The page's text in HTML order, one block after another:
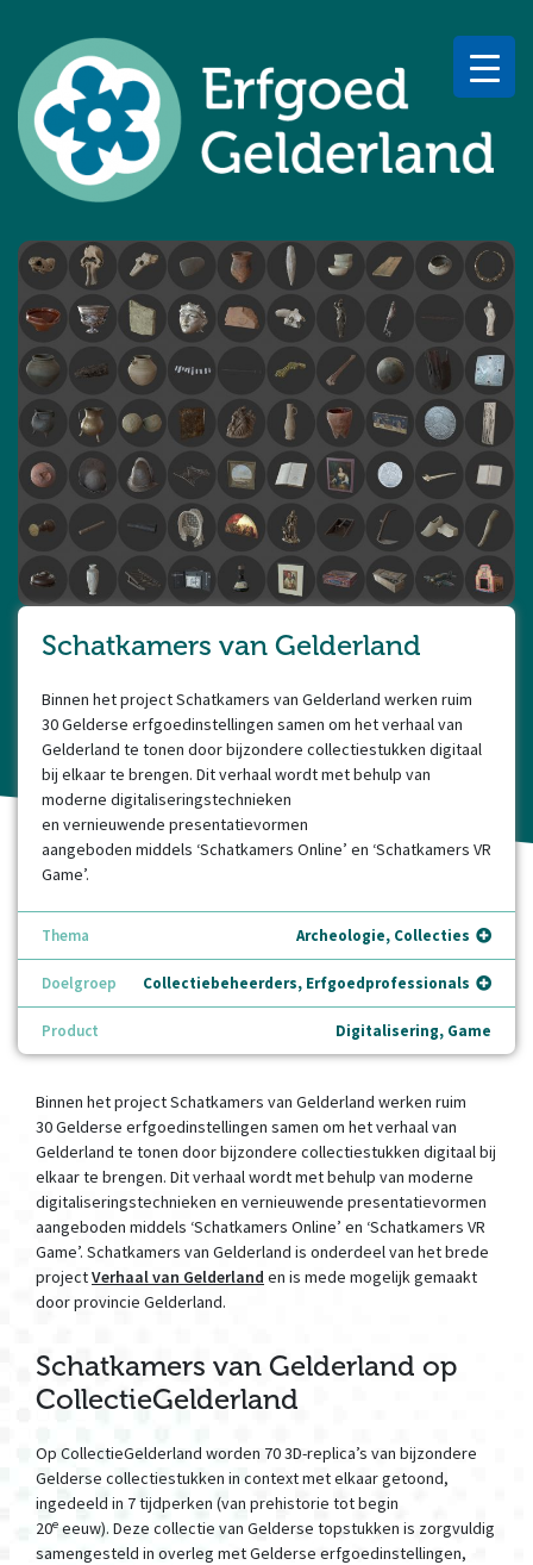
Schatkamers van Gelderland
Binnen het project Schatkamers van Gelderland werken ruim
30 Gelderse erfgoedinstellingen samen om het verhaal van
Gelderland te tonen door bijzondere collectiestukken digitaal
bij elkaar te brengen. Dit verhaal wordt met behulp van
moderne digitaliseringstechnieken
en vernieuwende presentatievormen
aangeboden middels ‘Schatkamers Online’ en ‘Schatkamers VR
Game’.
Thema Archeologie, Collecties
Doelgroep Collectiebeheerders, Erfgoedprofessionals
Product Digitalisering, Game
Binnen het project Schatkamers van Gelderland werken ruim
30 Gelderse erfgoedinstellingen samen om het verhaal van
Gelderland te tonen door bijzondere collectiestukken digitaal bij
elkaar te brengen. Dit verhaal wordt met behulp van moderne
digitaliseringstechnieken en vernieuwende presentatievormen
aangeboden middels ‘Schatkamers Online’ en ‘Schatkamers VR
Game’. Schatkamers van Gelderland is onderdeel van het brede
projectVerhaal van Gelderland en is mede mogelijk gemaakt
door provincie Gelderland.
Schatkamers van Gelderland op
CollectieGelderland
Op CollectieGelderland worden 70 3D-replica’s van bijzondere
Gelderse collectiestukken in context met elkaar getoond,
ingedeeld in 7 tijdperken (van prehistorie tot begin
20e eeuw). Deze collectie van Gelderse topstukken is zorgvuldig
samengesteld in overleg met Gelderse erfgoedinstellingen,